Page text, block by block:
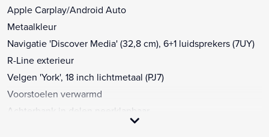
Apple Carplay/Android Auto
Metaalkleur
Navigatie 'Discover Media' (32,8 cm), 6+1 luidsprekers (7UY)
R-Line exterieur
Velgen 'York', 18 inch lichtmetaal (PJ7)
Voorstoelen verwarmd
Achterbank in delen neerklapbaar